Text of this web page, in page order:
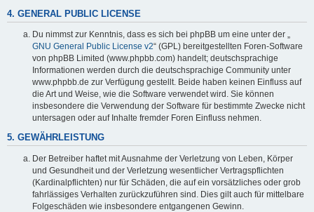
4. GENERAL PUBLIC LICENSE
Du nimmst zur Kenntnis, dass es sich bei phpBB um eine unter der „
GNU General Public License v2“ (GPL) bereitgestellten Foren-Software
von phpBB Limited (www.phpbb.com) handelt; deutschsprachige
Informationen werden durch die deutschsprachige Community unter
www.phpbb.de zur Verfügung gestellt. Beide haben keinen Einfluss auf
die Art und Weise, wie die Software verwendet wird. Sie können
insbesondere die Verwendung der Software für bestimmte Zwecke nicht
untersagen oder auf Inhalte fremder Foren Einfluss nehmen.
5. GEWÄHRLEISTUNG
Der Betreiber haftet mit Ausnahme der Verletzung von Leben, Körper
und Gesundheit und der Verletzung wesentlicher Vertragspflichten
(Kardinalpflichten) nur für Schäden, die auf ein vorsätzliches oder grob
fahrlässiges Verhalten zurückzuführen sind. Dies gilt auch für mittelbare
Folgeschäden wie insbesondere entgangenen Gewinn.